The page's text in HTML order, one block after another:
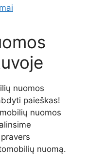
nuomos
paieškas!
nuomos
nuomą.